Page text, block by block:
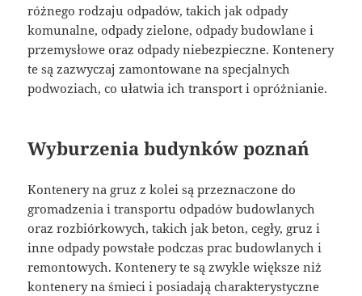
różnego rodzaju odpadów, takich jak odpady
komunalne, odpady zielone, odpady budowlane i
przemysłowe oraz odpady niebezpieczne. Kontenery
te są zazwyczaj zamontowane na specjalnych
podwoziach, co ułatwia ich transport i opróżnianie.
Wyburzenia budynków poznań
Kontenery na gruz z kolei są przeznaczone do
gromadzenia i transportu odpadów budowlanych
oraz rozbiórkowych, takich jak beton, cegły, gruz i
inne odpady powstałe podczas prac budowlanych i
remontowych. Kontenery te są zwykle większe niż
kontenery na śmieci i posiadają charakterystyczne